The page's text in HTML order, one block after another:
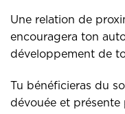
Une relation de
encouragera ton
développement de
Tu bénéficieras du
dévouée et